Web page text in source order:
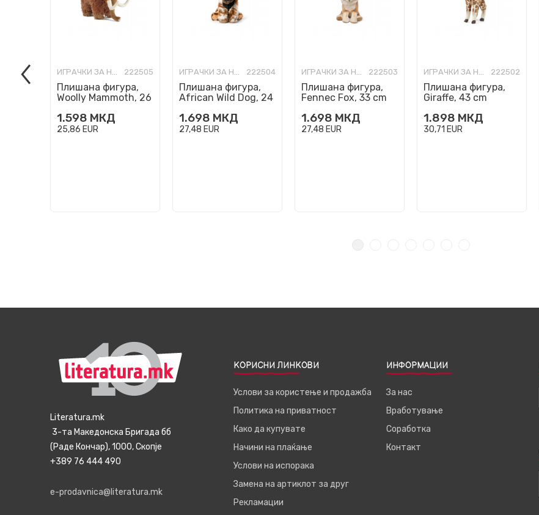
ИГРАЧКИ ЗА НАЈМАЛИ 222505
Плишана фигура,
Woolly Mammoth, 26
1.598 МКД
25,86 EUR
ИГРАЧКИ ЗА НАЈМАЛИ 222504
Плишана фигура,
African Wild Dog, 24
1.698 МКД
27,48 EUR
ИГРАЧКИ ЗА НАЈМАЛИ 222503
Плишана фигура,
Fennec Fox, 33 cm
1.698 МКД
27,48 EUR
ИГРАЧКИ ЗА НАЈМАЛИ 222502
Плишана фигура,
Giraffe, 43 cm
1.898 МКД
30,71 EUR
Literatura.mk
3-та Македонска Бригада бб
(Раде Кончар), 1000, Скопје
+389 76 444 490
e-prodavnica@literatura.mk
КОРИСНИ ЛИНКОВИ
Услови за користење и продажба
Политика на приватност
Како да купувате
Начини на плаќање
Услови на испорака
Замена на артиклот за друг
Рекламации
ИНФОРМАЦИИ
За нас
Вработување
Соработка
Контакт